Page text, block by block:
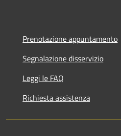
Prenotazione appuntamento
Segnalazione disservizio
Leggi le FAQ
Richiesta assistenza